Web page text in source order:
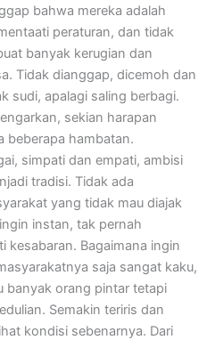
bahwa mereka adalah
peraturan, dan tidak
banyak kerugian dan
Tidak dianggap, dicemoh dan
sudi, apalagi saling berbagi.
sekian harapan
beberapa hambatan.
simpati dan empati, ambisi
tradisi. Tidak ada
yang tidak mau diajak
instan, tak pernah
kesabaran. Bagaimana ingin
saja sangat kaku,
banyak orang pintar tetapi
Semakin teriris dan
kondisi sebenarnya. Dari